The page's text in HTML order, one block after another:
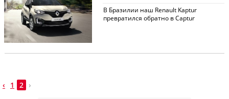
В Бразилии наш Renault Kaptur
превратился обратно в Captur
‹ 1 2 ›